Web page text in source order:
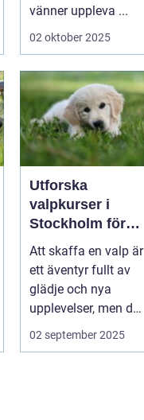
vänner uppleva ...
02 oktober 2025
Utforska
valpkurser i
Stockholm för
en lycklig och
välanpassad
valp
Att skaffa en valp är
ett äventyr fullt av
glädje och nya
upplevelser, men det
st&aum...
02 september 2025